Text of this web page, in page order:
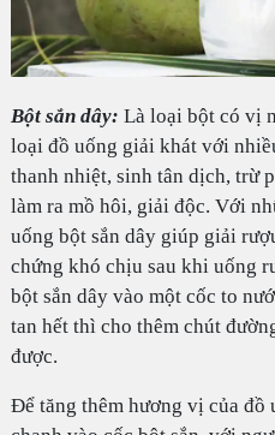
Bột sắn dây: Là loại bột có vị
loại đồ uống giải khát với
thanh nhiệt, sinh tân dịch, trừ
làm ra mồ hôi, giải độc. Với
uống bột sắn dây giúp giải
chứng khó chịu sau khi uống
bột sắn dây vào một cốc to
tan hết thì cho thêm chút
được.
Để tăng thêm hương vị của đồ